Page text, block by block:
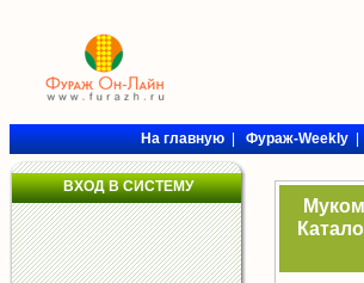
На главную|Фураж-Weekly
ВХОД В СИСТЕМУ